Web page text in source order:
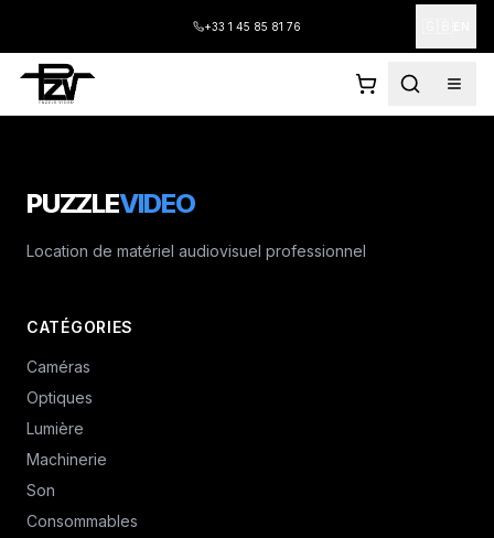
+33 1 45 85 81 76
PUZZLEVIDEO
Location de matériel audiovisuel professionnel
CATÉGORIES
Caméras
Optiques
Lumière
Machinerie
Son
Consommables